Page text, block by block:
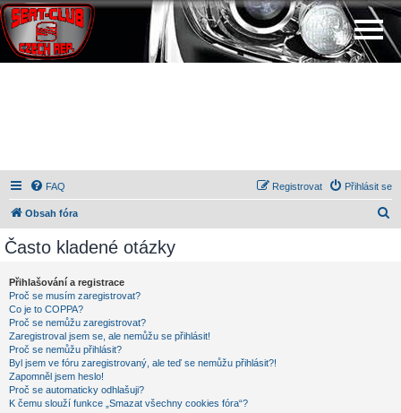
FAQ Přihlásit se
Registrovat
Obsah fóra
Často kladené otázky
Přihlašování a registrace
Proč se musím zaregistrovat?
Co je to COPPA?
Proč se nemůžu zaregistrovat?
Zaregistroval jsem se, ale nemůžu se přihlásit!
Proč se nemůžu přihlásit?
Byl jsem ve fóru zaregistrovaný, ale teď se nemůžu přihlásit?!
Zapomněl jsem heslo!
Proč se automaticky odhlašuji?
K čemu slouží funkce „Smazat všechny cookies fóra“?